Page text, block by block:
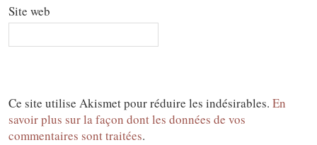
Site web
Ce site utilise Akismet pour réduire les indésirables. En
savoir plus sur la façon dont les données de vos
commentaires sont traitées.